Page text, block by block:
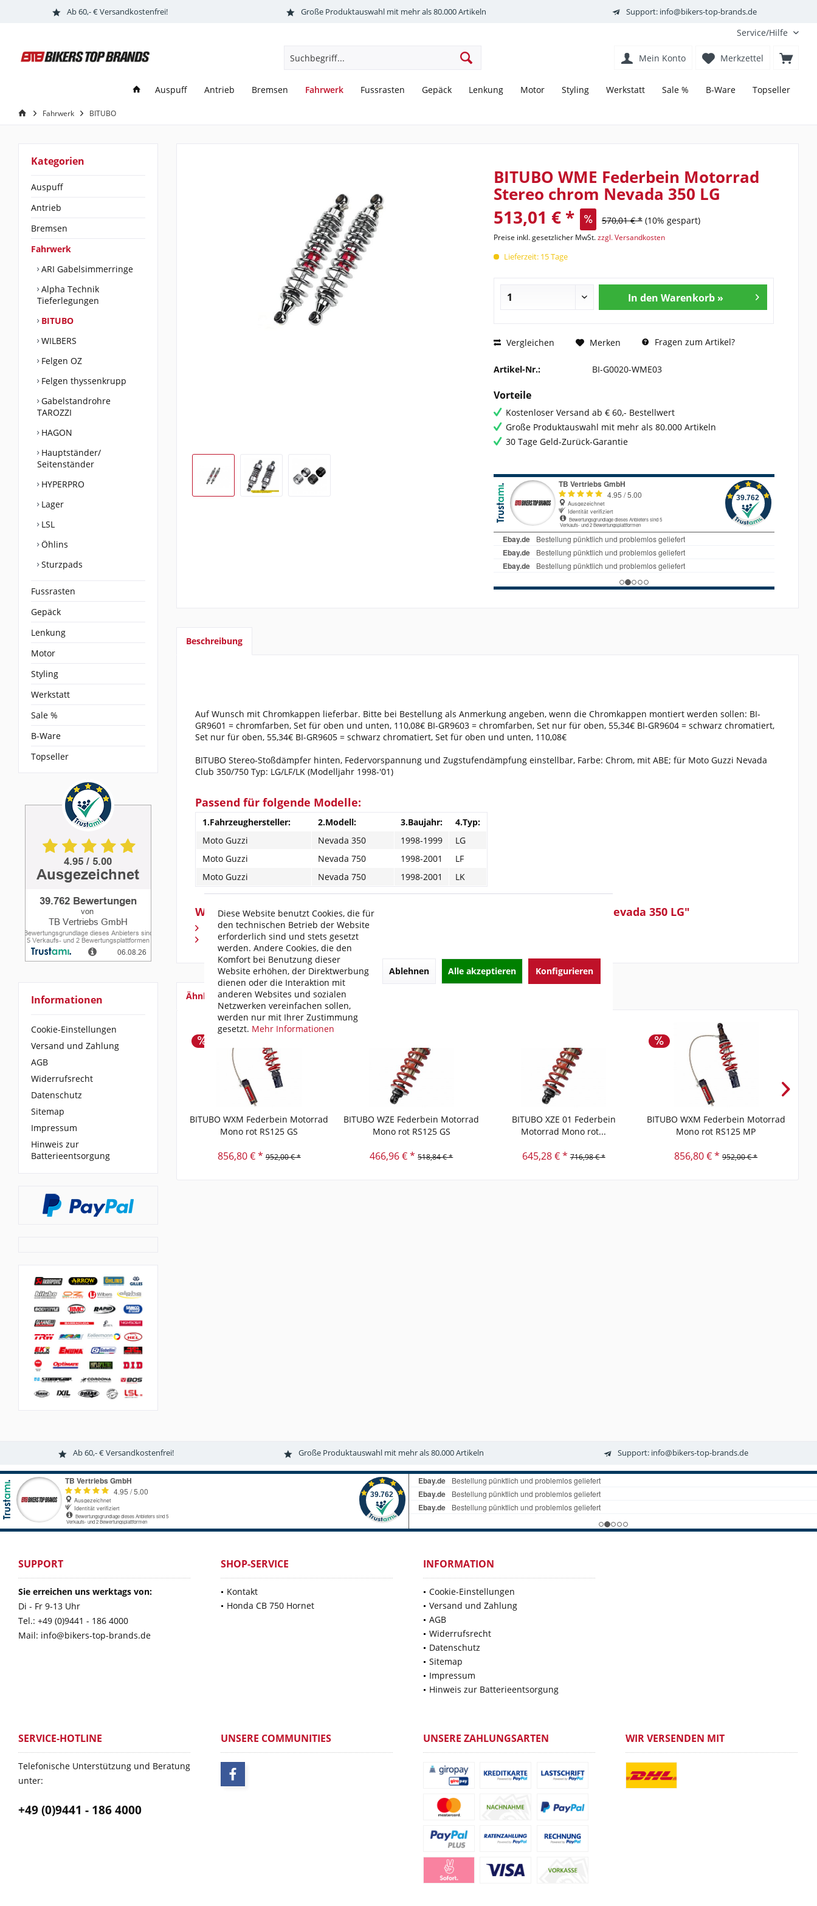
Ab 60,- € Versandkostenfrei! Große Produktauswahl mit mehr als 80.000 Artikeln Support: info@bikers-top-brands.de
Service/Hilfe
Merkzettel
Mein Konto
Auspuff Antrieb Bremsen Fahrwerk Fussrasten Gepäck Lenkung Motor Styling Werkstatt Sale % B-Ware Topseller
Fahrwerk BITUBO
Kategorien
Auspuff
Antrieb
Bremsen
Fahrwerk
ARI Gabelsimmerringe
Alpha Technik
Tieferlegungen
BITUBO
WILBERS
Felgen OZ
Felgen thyssenkrupp
Gabelstandrohre
TAROZZI
HAGON
Hauptständer/
Seitenständer
HYPERPRO
Lager
LSL
Öhlins
Sturzpads
Fussrasten
Gepäck
Lenkung
Motor
Styling
Werkstatt
Sale %
B-Ware
Topseller
Informationen
Cookie-Einstellungen
Versand und Zahlung
AGB
Widerrufsrecht
Datenschutz
Sitemap
Impressum
Hinweis zur
Batterieentsorgung
BITUBO WME Federbein Motorrad
Stereo chrom Nevada 350 LG
513,01 € * 570,01 € * (10% gespart)
Preise inkl. gesetzlicher MwSt.zzgl. Versandkosten
Lieferzeit: 15 Tage
In den Warenkorb »
Vergleichen Merken Fragen zum Artikel?
Artikel-Nr.: BI-G0020-WME03
Vorteile
Kostenloser Versand ab € 60,- Bestellwert
Große Produktauswahl mit mehr als 80.000 Artikeln
30 Tage Geld-Zurück-Garantie
Beschreibung
Auf Wunsch mit Chromkappen lieferbar. Bitte bei Bestellung als Anmerkung angeben, wenn die Chromkappen montiert werden sollen: BI-
GR9601 = chromfarben, Set für oben und unten, 110,08€ BI-GR9603 = chromfarben, Set nur für oben, 55,34€ BI-GR9604 = schwarz chromatiert,
Set nur für oben, 55,34€ BI-GR9605 = schwarz chromatiert, Set für oben und unten, 110,08€
BITUBO Stereo-Stoßdämpfer hinten, Federvorspannung und Zugstufendämpfung einstellbar, Farbe: Chrom, mit ABE; für Moto Guzzi Nevada
Club 350/750 Typ: LG/LF/LK (Modelljahr 1998-'01)
Passend für folgende Modelle:
1.Fahrzeughersteller: 2.Modell: 3.Baujahr:
4.Typ:
Moto Guzzi
Nevada 350 1998-1999
LG
Moto Guzzi
Nevada 750 1998-2001
LF
Moto Guzzi
Nevada 750 1998-2001 LK
Weiterführende Links zu "BITUBO WME Federbein Motorrad Stereo chrom Nevada 350 LG"
Fragen zum Artikel?
Weitere Artikel von BITUBO
Ähnliche Artikel
BITUBO WXM Federbein Motorrad
Mono rot RS125 GS
856,80 € * 952,00 € *
BITUBO WZE Federbein Motorrad
Mono rot RS125 GS
466,96 € * 518,84 € *
BITUBO XZE 01 Federbein
Motorrad Mono rot...
645,28 € * 716,98 € *
BITUBO WXM Federbein Motorrad
Mono rot RS125 MP
856,80 € * 952,00 € *
Ab 60,- € Versandkostenfrei! Große Produktauswahl mit mehr als 80.000 Artikeln Support: info@bikers-top-brands.de
SUPPORT
Sie erreichen uns werktags von:
Di - Fr 9-13 Uhr
Tel.: +49 (0)9441 - 186 4000
Mail: info@bikers-top-brands.de
SHOP-SERVICE
Kontakt
Honda CB 750 Hornet
INFORMATION
Cookie-Einstellungen
Versand und Zahlung
AGB
Widerrufsrecht
Datenschutz
Sitemap
Impressum
Hinweis zur Batterieentsorgung
SERVICE-HOTLINE
Telefonische Unterstützung und Beratung
unter:
+49 (0)9441 - 186 4000
UNSERE COMMUNITIES UNSERE ZAHLUNGSARTEN WIR VERSENDEN MIT
Diese Website benutzt Cookies, die für
den technischen Betrieb der Website
erforderlich sind und stets gesetzt
werden. Andere Cookies, die den
Komfort bei Benutzung dieser
Website erhöhen, der Direktwerbung
dienen oder die Interaktion mit
anderen Websites und sozialen
Netzwerken vereinfachen sollen,
werden nur mit Ihrer Zustimmung
gesetzt. Mehr Informationen
Ablehnen Alle akzeptieren Konfigurieren